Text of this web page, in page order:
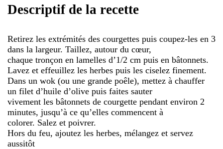
Descriptif de la recette
Retirez les extrémités des courgettes puis coupez-les en 3
dans la largeur. Taillez, autour du cœur,
chaque tronçon en lamelles d’1/2 cm puis en bâtonnets.
Lavez et effeuillez les herbes puis les ciselez finement.
Dans un wok (ou une grande poêle), mettez à chauffer
un filet d’huile d’olive puis faites sauter
vivement les bâtonnets de courgette pendant environ 2
minutes, jusqu’à ce qu’elles commencent à
colorer. Salez et poivrer.
Hors du feu, ajoutez les herbes, mélangez et servez
aussitôt